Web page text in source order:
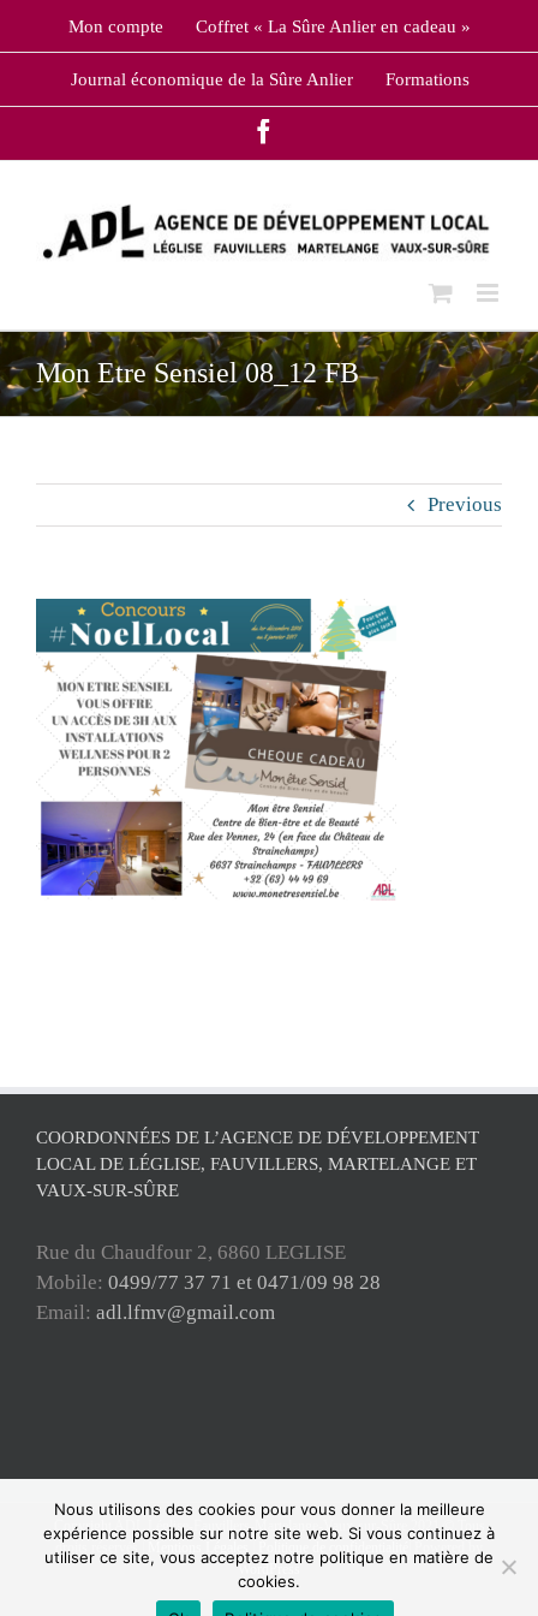
Mon compte Coffret « La Sûre Anlier en cadeau »
Journal économique de la Sûre Anlier Formations
Mon Etre Sensiel 08_12 FB
Previous
COORDONNÉES DE L’AGENCE DE DÉVELOPPEMENT
LOCAL DE LÉGLISE, FAUVILLERS, MARTELANGE ET
VAUX-SUR-SÛRE
Rue du Chaudfour 2, 6860 LEGLISE
Mobile: 0499/77 37 71 et 0471/09 98 28
Email: adl.lfmv@gmail.com
Copyright ADL Léglise-Fauvillers-Martelange-Vaux-sur-Sûre 2021 © Tous
droits réservés |
| Powered by
WordPress
Facebook
Nous utilisons des cookies pour vous donner la meilleure
expérience possible sur notre site web. Si vous continuez à
utiliser ce site, vous acceptez notre politique en matière de
cookies.